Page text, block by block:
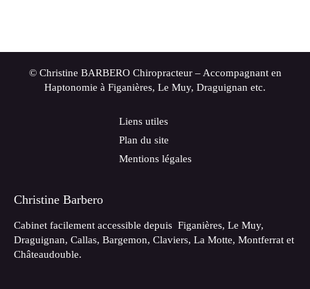
© Christine BARBERO Chiropracteur – Accompagnant en
Haptonomie à Figanières, Le Muy, Draguignan etc.
Liens utiles
Plan du site
Mentions légales
Christine Barbero
Cabinet facilement accessible depuis Figanières, Le Muy,
Draguignan, Callas, Bargemon, Claviers, La Motte, Montferrat et
Châteaudouble.